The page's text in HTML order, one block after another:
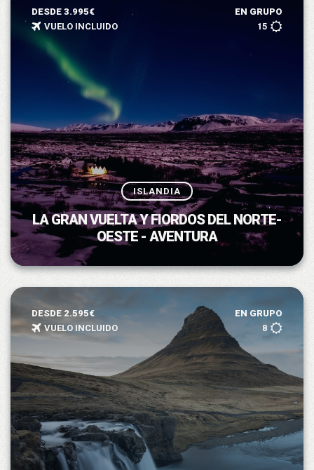
DESDE 3.995€
EN GRUPO
VUELO INCLUIDO
15
ISLANDIA
LA GRAN VUELTA Y FIORDOS DEL NORTE-
OESTE - AVENTURA
DESDE 2.595€
EN GRUPO
VUELO INCLUIDO
8